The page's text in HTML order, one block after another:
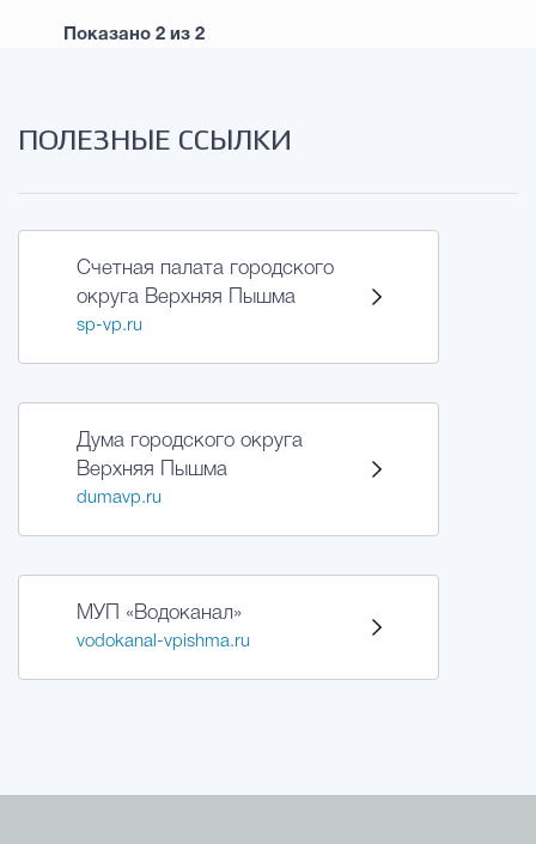
Показано 2 из 2
ПОЛЕЗНЫЕ ССЫЛКИ
Счетная палата городского
округа Верхняя Пышма
sp-vp.ru
Дума городского округа
Верхняя Пышма
dumavp.ru
МУП «Водоканал»
vodokanal-vpishma.ru